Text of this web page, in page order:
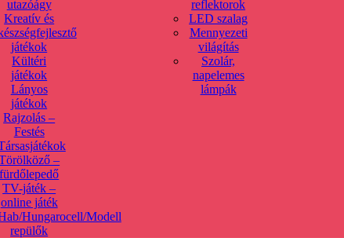
utazóágy
Kreatív és
játékok
Kültéri
játékok
Lányos
játékok
Rajzolás –
Festés
–
fürdőlepedő
TV-játék –
online játék
Hungarocell/Modell
repülők
reflektorok
LED szalag
Mennyezeti
világítás
Szolár,
napelemes
lámpák